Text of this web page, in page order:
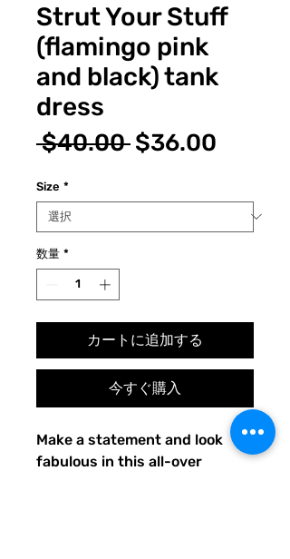
Strut Your Stuff
(flamingo pink
and black) tank
dress
$40.00 通
価
格
$36.00
ル
価
Size *
数量 *
カートに追加する
今すぐ購入
Make a statement and look
fabulous in this all-over